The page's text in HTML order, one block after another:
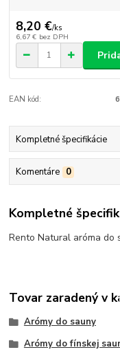
8,20 €/ks
6,67 € bez DPH
EAN kód:
Kompletné špecifikácie
Komentáre 0
Kompletné
Rento Natural aróma do
Tovar zaradený v
Arómy do sauny
Arómy do fínskej